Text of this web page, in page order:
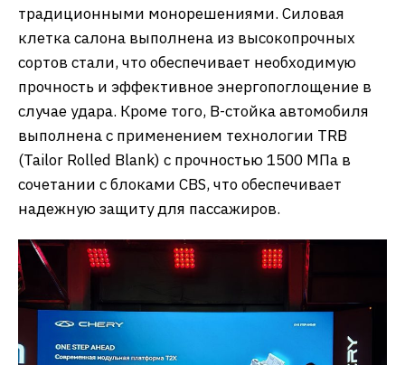
традиционными монорешениями. Силовая
клетка салона выполнена из высокопрочных
сортов стали, что обеспечивает необходимую
прочность и эффективное энергопоглощение в
случае удара. Кроме того, В-стойка автомобиля
выполнена с применением технологии TRB
(Tailor Rolled Blank) с прочностью 1500 МПа в
сочетании с блоками CBS, что обеспечивает
надежную защиту для пассажиров.